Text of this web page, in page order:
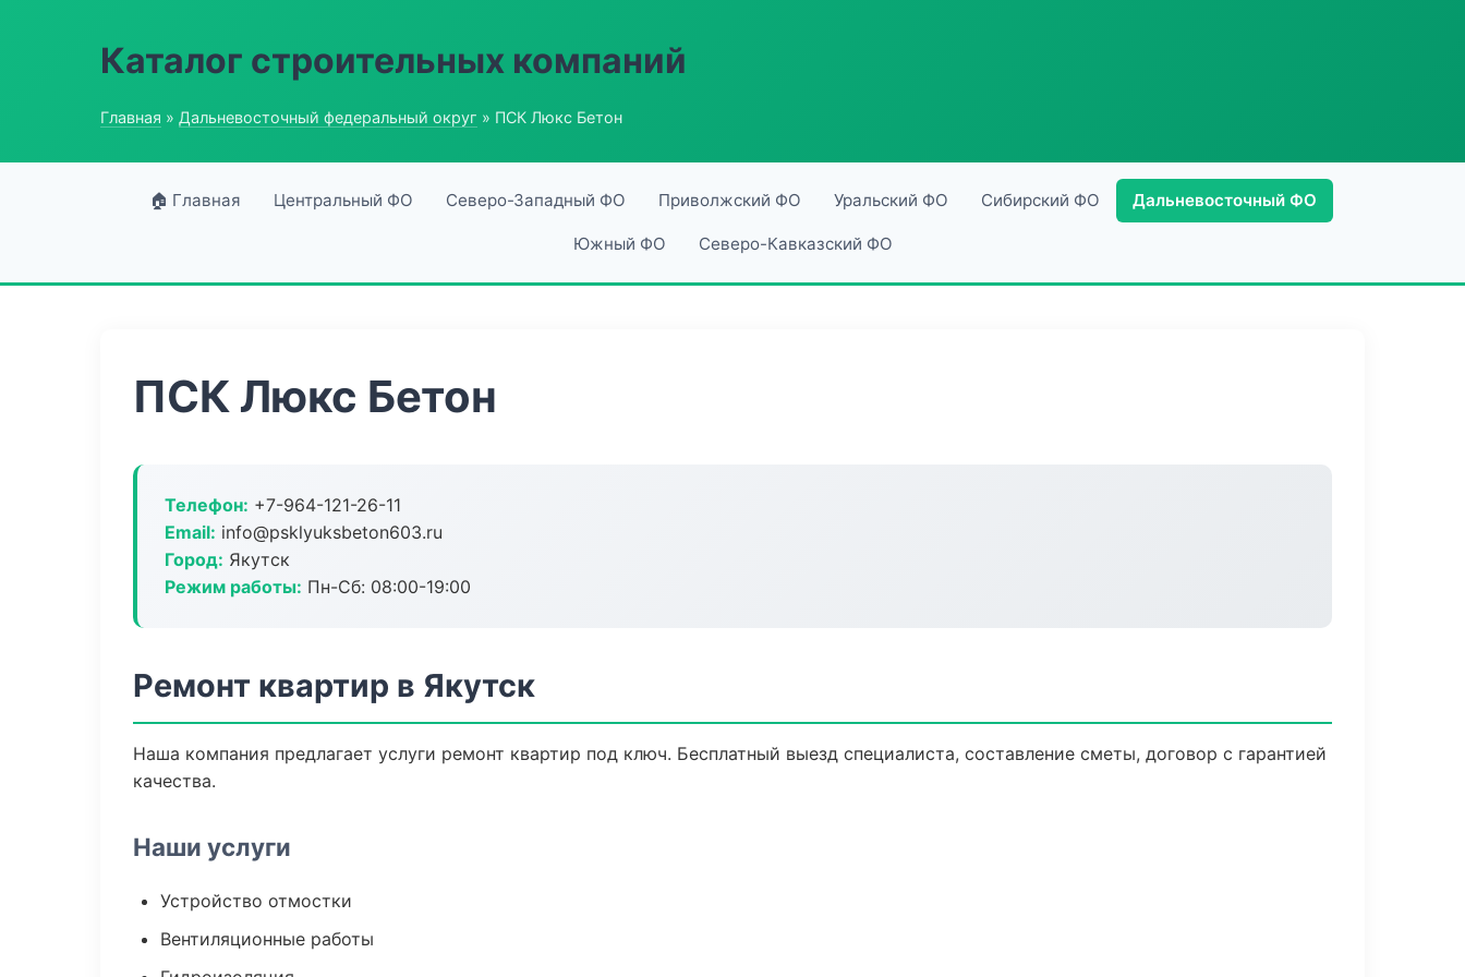
Каталог строительных компаний
Главная » Дальневосточный федеральный округ » ПСК Люкс Бетон
🏠 Главная Центральный ФО Северо-Западный ФО Приволжский ФО Уральский ФО Сибирский ФО Дальневосточный ФО
Южный ФО Северо-Кавказский ФО
ПСК Люкс Бетон
Телефон: +7-964-121-26-11
Email: info@psklyuksbeton603.ru
Город: Якутск
Режим работы: Пн-Сб: 08:00-19:00
Ремонт квартир в Якутск
Наша компания предлагает услуги ремонт квартир под ключ. Бесплатный выезд специалиста, составление сметы, договор с гарантией
качества.
Наши услуги
Устройство отмостки
Вентиляционные работы